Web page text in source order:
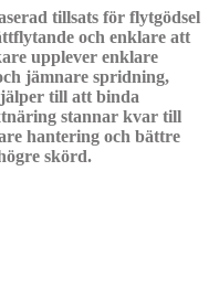
tillsats för flytgödsel
och enklare att
upplever enklare
jämnare spridning,
till att binda
stannar kvar till
hantering och bättre
skörd.